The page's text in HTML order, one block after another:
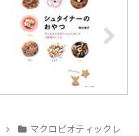
マクロビオティックレ